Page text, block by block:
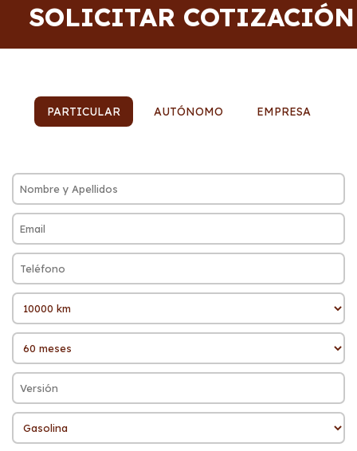
SOLICITAR COTIZACIÓN
PARTICULAR AUTÓNOMO EMPRESA